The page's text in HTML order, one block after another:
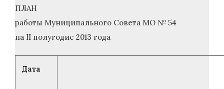
ПЛАН
работы Муниципального Совета МО № 54
на II полугодие 2013 года
Дата